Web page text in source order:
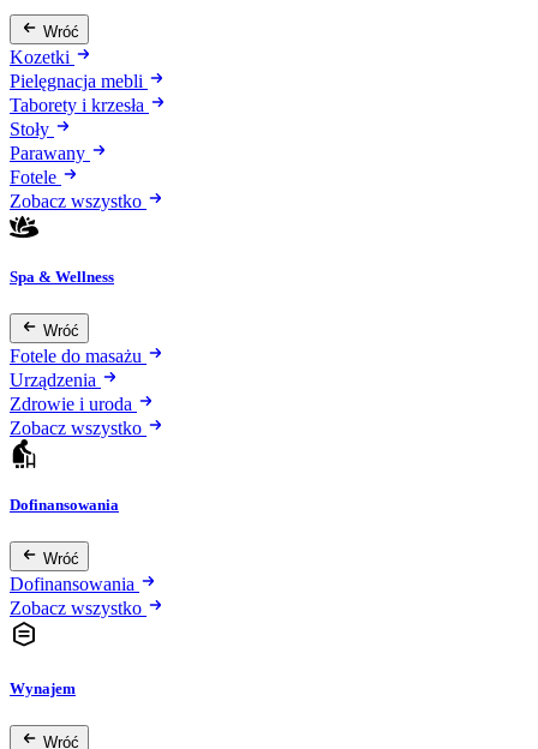
Wróć
Kozetki
Pielęgnacja mebli
Taborety i krzesła
Stoły
Parawany
Fotele
Zobacz wszystko
Spa & Wellness
Wróć
Fotele do masażu
Urządzenia
Zdrowie i uroda
Zobacz wszystko
Dofinansowania
Wróć
Dofinansowania
Zobacz wszystko
Wynajem
Wróć